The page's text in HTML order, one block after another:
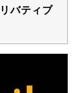
バティブ